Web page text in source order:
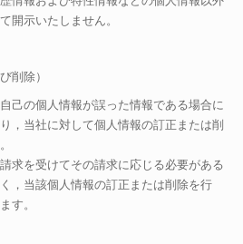
開示いたしません。
削除）
己の個人情報が誤った情報である場合に
，当社に対して個人情報の訂正または削
求を受けてその請求に応じる必要がある
，当該個人情報の訂正または削除を行
す。